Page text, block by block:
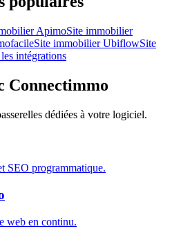
ApimoSite immobilier
Site immobilierUbiflowSite
intégrations
Connectimmo
dédiées à votre logiciel.
SEO programmatique.
web en continu.